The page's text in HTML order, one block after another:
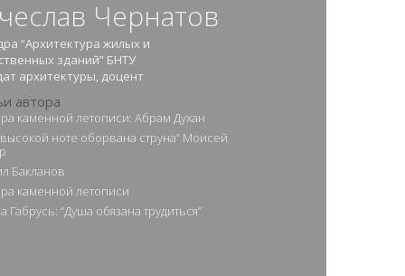
Чернатов
“Архитектура жилых и
зданий” БНТУ
архитектуры, доцент
автора
каменной летописи: Абрам Духан
ноте оборвана струна” Моисей
Бакланов
каменной летописи
Габрусь: “Душа обязана трудиться”